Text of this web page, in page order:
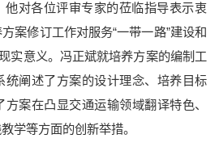
黄大年式教师团队 教师个人主页
他对各位评审专家的莅临指导表示衷
案修订工作对服务“一带一路”建设和
实意义。冯正斌就培养方案的编制工
统阐述了方案的设计理念、培养目标
案在凸显交通运输领域翻译特色、
学等方面的创新举措。